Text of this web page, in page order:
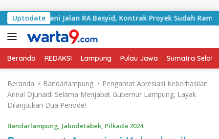
UptodateJalan RA Basyid, Kontrak Proyek Sudah Rampung
Beranda REDAKSI Lampung Pulau Jawa Sumatra
Beranda Bandarlampung
Pengamat Apresiasi Keberhasilan
Arinal Djunaidi Selama Menjabat Gubernur Lampung, Layak
Dilanjutkan Dua Periode!
Bandarlampung, Jabodetabek, Pilkada 2024